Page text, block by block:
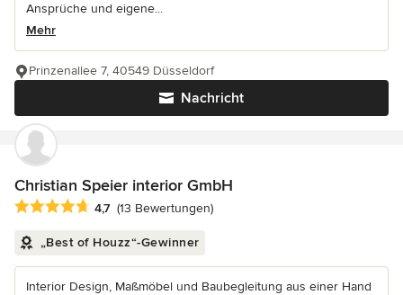
Ansprüche und eigene...
Mehr
Nachricht
Prinzenallee 7, 40549 Düsseldorf
Christian Speier interior GmbH
Durchschnittliche Bewertung: 4.7 von 5 Sternen
4,7 (13 Bewertungen)
„Best of Houzz“-Gewinner
Interior Design, Maßmöbel und Baubegleitung aus einer Hand